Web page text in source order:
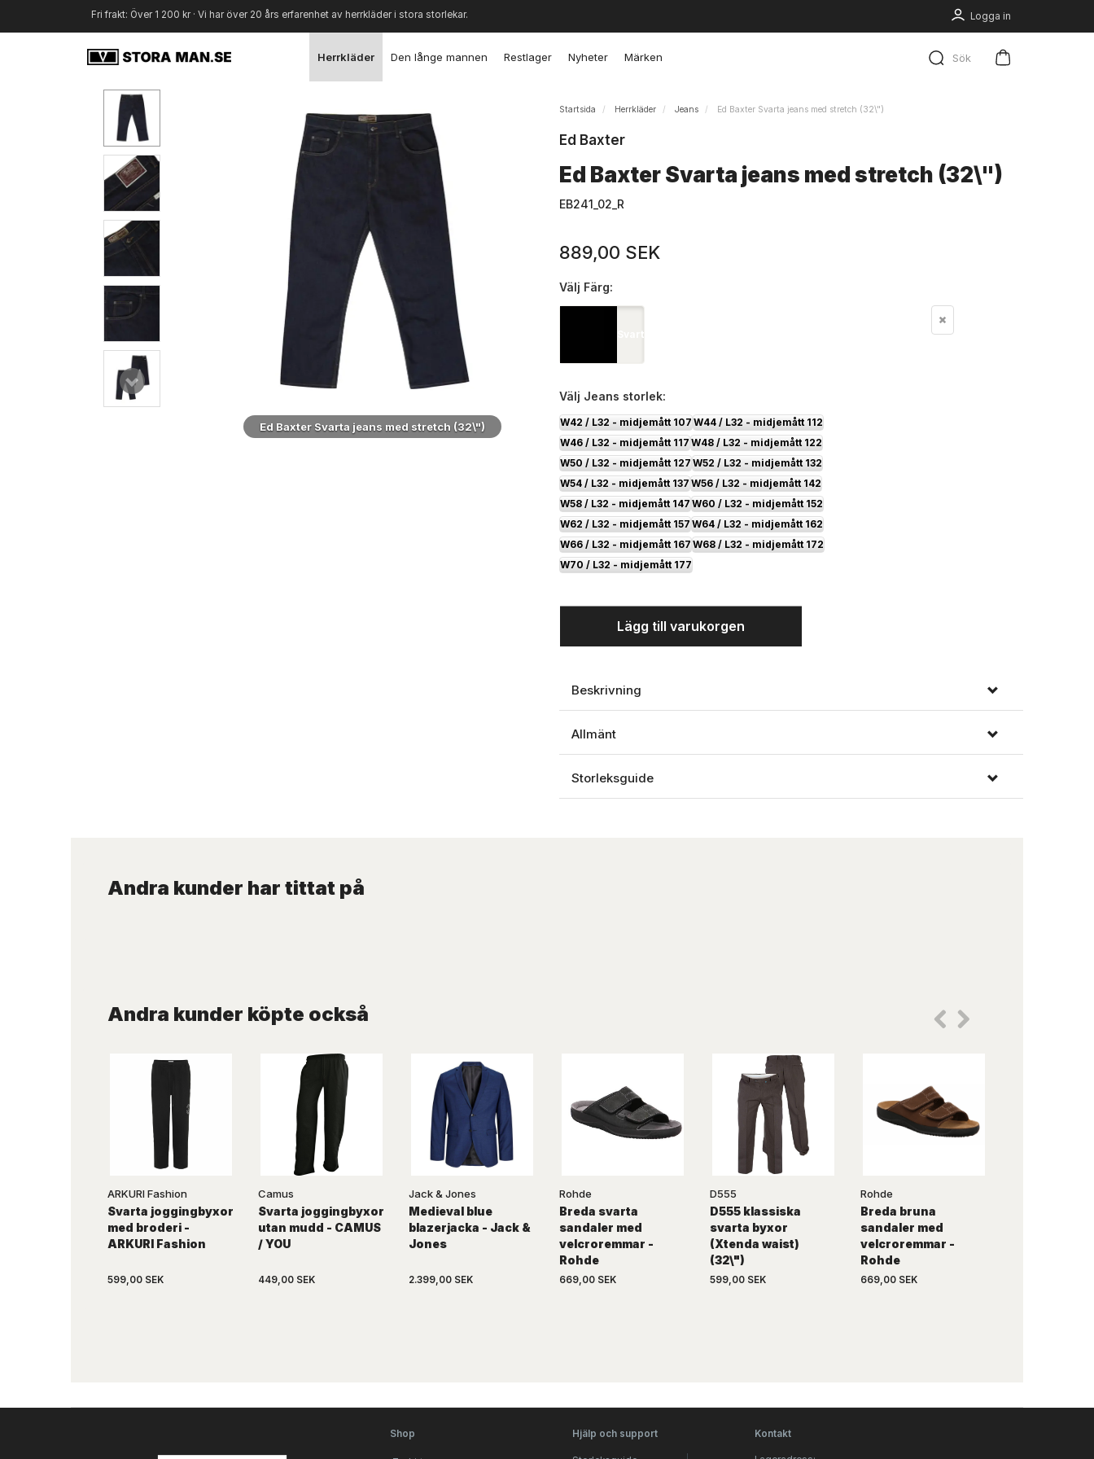
Logga in
Fri frakt: Över 1 200 kr · Vi har över 20 års erfarenhet av herrkläder i stora storlekar.
Sök
Herrkläder Den långe mannen Restlager Nyheter Märken
Ed Baxter Svarta jeans med stretch (32\") Ed Baxter Svarta jeans med stretch (32\")
Startsida Herrkläder Jeans Ed Baxter Svarta jeans med stretch (32\")
Ed Baxter
Ed Baxter Svarta jeans med stretch (32\")
EB241_02_R
889,00 SEK
Välj Färg:
Svart
Välj Jeans storlek:
W42 / L32 - midjemått 107 W44 / L32 - midjemått 112
W46 / L32 - midjemått 117 W48 / L32 - midjemått 122
W50 / L32 - midjemått 127 W52 / L32 - midjemått 132
W54 / L32 - midjemått 137 W56 / L32 - midjemått 142
W58 / L32 - midjemått 147 W60 / L32 - midjemått 152
W62 / L32 - midjemått 157 W64 / L32 - midjemått 162
W66 / L32 - midjemått 167 W68 / L32 - midjemått 172
W70 / L32 - midjemått 177
Lägg till varukorgen
Beskrivning
Allmänt
Storleksguide
Andra kunder har tittat på
Andra kunder köpte också
ARKURI Fashion
Svarta joggingbyxor
med broderi -
ARKURI Fashion
599,00 SEK
Camus
Svarta joggingbyxor
utan mudd - CAMUS
/ YOU
449,00 SEK
Jack & Jones
Medieval blue
blazerjacka - Jack &
Jones
2.399,00 SEK
Rohde
Breda svarta
sandaler med
velcroremmar -
Rohde
669,00 SEK
D555
D555 klassiska
svarta byxor
(Xtenda waist)
(32\")
599,00 SEK
Rohde
Breda bruna
sandaler med
velcroremmar -
Rohde
669,00 SEK
Shop Hjälp och support Kontakt